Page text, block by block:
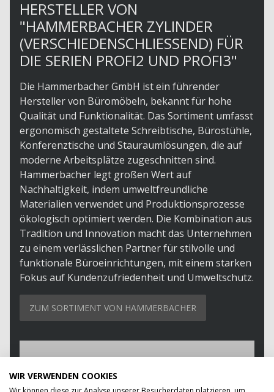
HERSTELLER VON
"HAMMERBACHER ZYLINDER
(VERSCHIEDENSCHLIESSEND) FÜR D
IE SERIEN PROFI2 UND PROFI3"
Die Hammerbacher GmbH ist ein führender
Hersteller von Büromöbeln, bekannt für hohe
Qualität und Funktionalität. Das Sortiment umfasst
ergonomisch gestaltete Schreibtische, Bürostühle,
Konferenztische und Stauraumlösungen, die auf
moderne Arbeitsplätze zugeschnitten sind.
Hammerbacher legt großen Wert auf
Nachhaltigkeit, indem umweltfreundliche
Materialien verwendet und Produktionsprozesse
ökologisch optimiert werden. Die Kombination aus
Tradition und Innovation macht das Unternehmen
zu einem verlässlichen Partner für stilvolle und
funktionale Büroeinrichtungen, mit einem starken
Fokus auf Kundenzufriedenheit und Umweltschutz.
ZUM SORTIMENT VON HAMMERBACHER
WIR VERWENDEN COOKIES